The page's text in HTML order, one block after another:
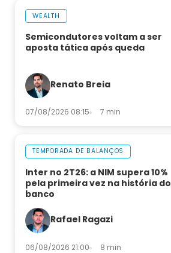
WEALTH
Semicondutores voltam a ser
aposta tática após queda
Renato Breia
07/08/2026 08:15 7 min
TEMPORADA DE BALANÇOS
Inter no 2T26: a NIM supera 10%
pela primeira vez na história do
banco
Rafael Ragazi
06/08/2026 21:00 8 min